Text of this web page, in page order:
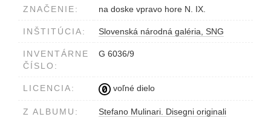
ZNAČENIE: na doske vpravo hore N. IX.
INŠTITÚCIA: Slovenská národná galéria, SNG
INVENTÁRNE
ČÍSLO:
G 6036/9
LICENCIA: voľné dielo
Z ALBUMU:
Stefano Mulinari. Disegni originali